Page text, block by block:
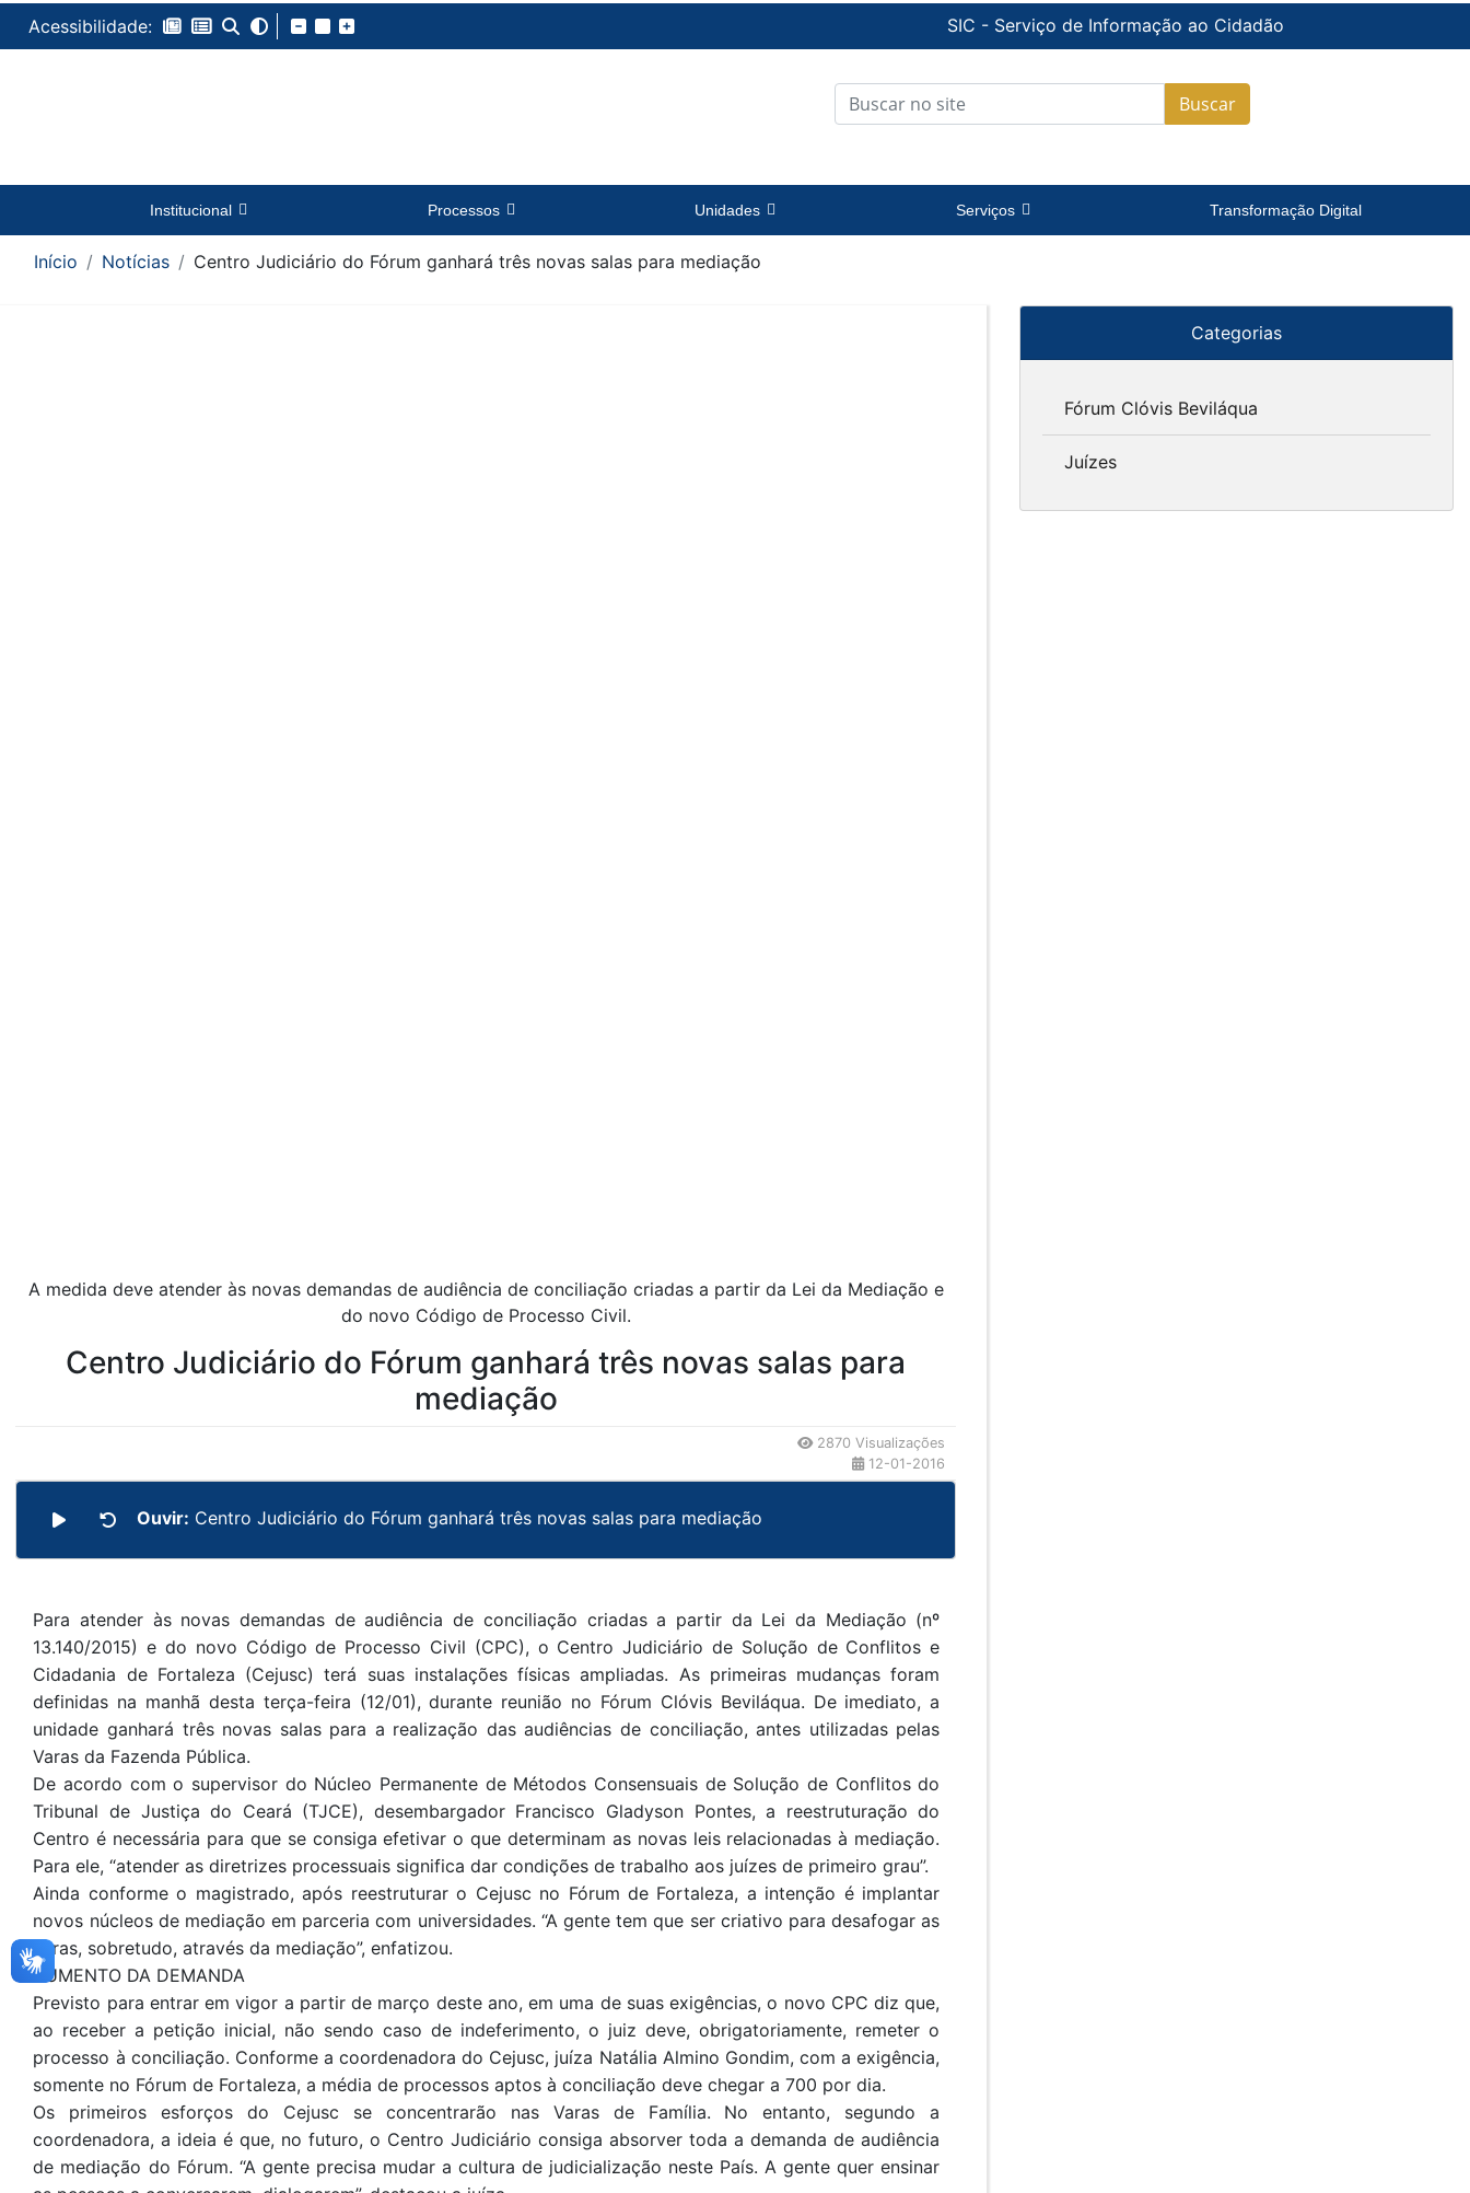
Acessibilidade: SIC - Serviço de Informação ao Cidadão
Buscar
Institucional Processos Unidades Serviços Transformação Digital
Início Notícias Centro Judiciário do Fórum ganhará três novas salas para mediação
A medida deve atender às novas demandas de audiência de conciliação criadas a partir da Lei da Mediação e
do novo Código de Processo Civil.
Centro Judiciário do Fórum ganhará três novas salas para
mediação
2870 Visualizações
12-01-2016
Ouvir: Centro Judiciário do Fórum ganhará três novas salas para mediação
Para atender às novas demandas de audiência de conciliação criadas a partir da Lei da Mediação (nº
13.140/2015) e do novo Código de Processo Civil (CPC), o Centro Judiciário de Solução de Conflitos e
Cidadania de Fortaleza (Cejusc) terá suas instalações físicas ampliadas. As primeiras mudanças foram
definidas na manhã desta terça-feira (12/01), durante reunião no Fórum Clóvis Beviláqua. De imediato, a
unidade ganhará três novas salas para a realização das audiências de conciliação, antes utilizadas pelas
Varas da Fazenda Pública.
De acordo com o supervisor do Núcleo Permanente de Métodos Consensuais de Solução de Conflitos do
Tribunal de Justiça do Ceará (TJCE), desembargador Francisco Gladyson Pontes, a reestruturação do
Centro é necessária para que se consiga efetivar o que determinam as novas leis relacionadas à mediação.
Para ele, “atender as diretrizes processuais significa dar condições de trabalho aos juízes de primeiro grau”.
Ainda conforme o magistrado, após reestruturar o Cejusc no Fórum de Fortaleza, a intenção é implantar
novos núcleos de mediação em parceria com universidades. “A gente tem que ser criativo para desafogar as
varas, sobretudo, através da mediação”, enfatizou.
AUMENTO DA DEMANDA
Previsto para entrar em vigor a partir de março deste ano, em uma de suas exigências, o novo CPC diz que,
ao receber a petição inicial, não sendo caso de indeferimento, o juiz deve, obrigatoriamente, remeter o
processo à conciliação. Conforme a coordenadora do Cejusc, juíza Natália Almino Gondim, com a exigência,
somente no Fórum de Fortaleza, a média de processos aptos à conciliação deve chegar a 700 por dia.
Os primeiros esforços do Cejusc se concentrarão nas Varas de Família. No entanto, segundo a
coordenadora, a ideia é que, no futuro, o Centro Judiciário consiga absorver toda a demanda de audiência
de mediação do Fórum. “A gente precisa mudar a cultura de judicialização neste País. A gente quer ensinar
Categorias
Fórum Clóvis Beviláqua
Juízes